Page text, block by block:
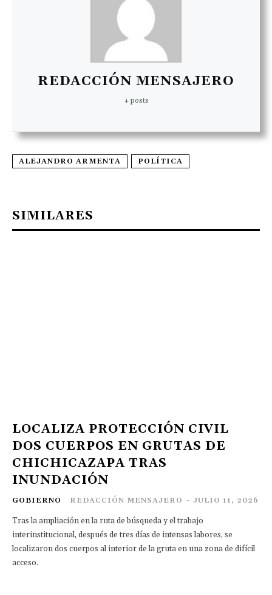
REDACCIÓN MENSAJERO
+ posts
ALEJANDRO ARMENTA POLÍTICA
SIMILARES
LOCALIZA PROTECCIÓN CIVIL
DOS CUERPOS EN GRUTAS DE
CHICHICAZAPA TRAS
INUNDACIÓN
GOBIERNO REDACCIÓN MENSAJERO - JULIO 11, 2026
Tras la ampliación en la ruta de búsqueda y el trabajo
interinstitucional, después de tres días de intensas labores, se
localizaron dos cuerpos al interior de la gruta en una zona de difícil
acceso.